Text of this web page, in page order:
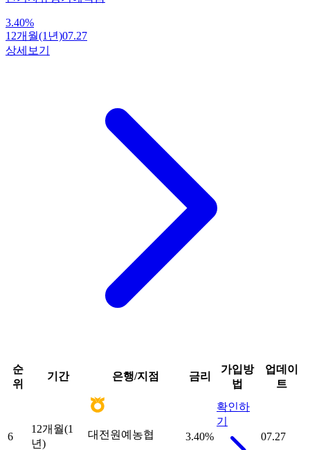
3.40%
12개월(1년)07.27
상세보기
순
위
기간 은행/지점 금리
가입방
법
업데이
트
6
12개월(1
년)
대전원예농협 3.40%
확인하
기
07.27